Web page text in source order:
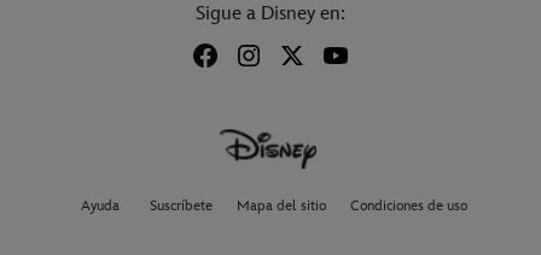
Sigue a Disney en:
Ayuda Suscríbete Mapa del sitio Condiciones de uso